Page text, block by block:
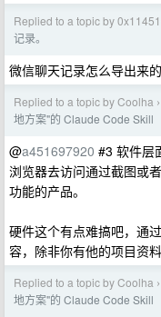
Replied to a topic by
记录。
微信聊天记录怎么导出来的
Replied to a topic by Coolha ›
地方案"的 Claude Code Skill
@a451697920 #3 软件层
浏览器去访问通过截图或
功能的产品。
硬件这个有点难搞吧，通
容，除非你有他的项目资
Replied to a topic by Coolha ›
地方案"的 Claude Code Skill